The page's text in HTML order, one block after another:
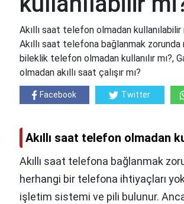
Akıllı saat telefon olmadan
Akıllı saat telefona bağlanmak zorunda
bileklik telefon olmadan kullanılır mı?,
olmadan akıllı saat çalışır mı?
Facebook Twitter
Akıllı saat telefon olmadan
Akıllı saat telefona bağlanmak
herhangi bir telefona ihtiyaçları
işletim sistemi ve pili bulunur.